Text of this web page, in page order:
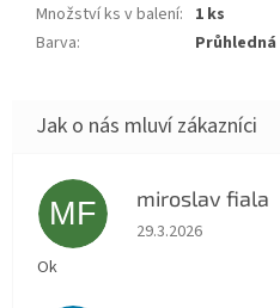
Množství ks v balení:
1 ks
Barva: průhledná
MF miroslav fiala
Hodnocení obchodu
29.3.2026
Ok